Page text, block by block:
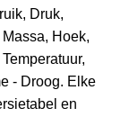
Druk,
Hoek,
- Droog. Elke
en